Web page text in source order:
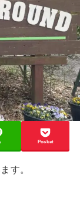
Pocket
す。